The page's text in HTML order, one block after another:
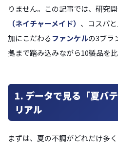
りません。この記事では、研究
（ネイチャーメイド） 、コスパ
加にこだわるファンケルの3ブラ
拠まで踏み込みながら10製品を比
1. データで見る「夏バ
リアル
まずは、夏の不調がどれだけ多